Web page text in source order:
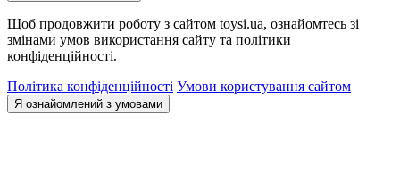
Щоб продовжити роботу з сайтом toysi.ua, ознайомтесь зі
змінами умов використання сайту та політики
конфіденційності.
Політика конфіденційності Умови користування сайтом
Я ознайомлений з умовами